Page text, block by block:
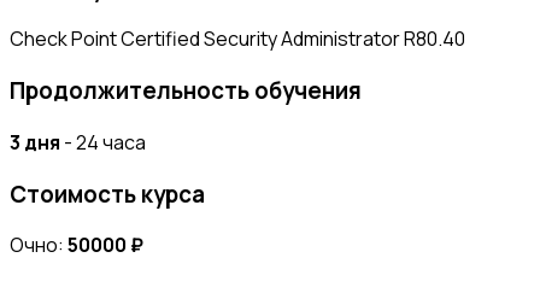
Check Point Certified Security Administrator R80.40
Продолжительность обучения
3 дня - 24 часа
Стоимость курса
Очно: 50000 ₽